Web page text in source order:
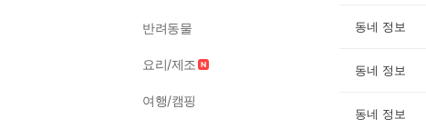
반려동물
요리/제조
여행/캠핑
동네 정보
동네 정보
동네 정보